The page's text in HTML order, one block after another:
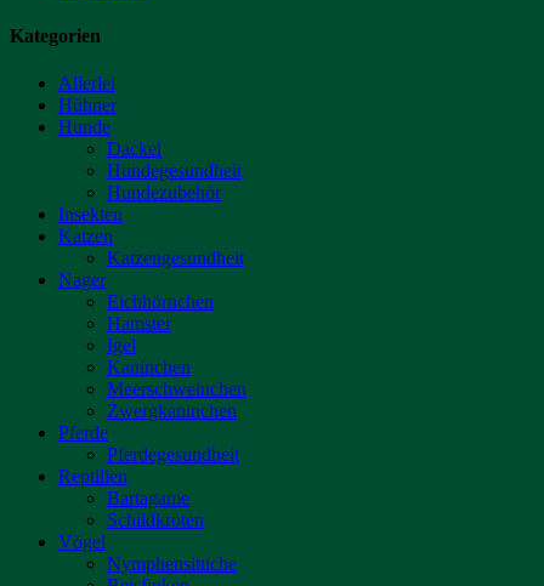
Kategorien
Allerlei
Hühner
Hunde
Dackel
Hundegesundheit
Hundezubehör
Insekten
Katzen
Katzengesundheit
Nager
Eichhörnchen
Hamster
Igel
Kaninchen
Meerschweinchen
Zwergkaninchen
Pferde
Pferdegesundheit
Reptilien
Bartagame
Schildkröten
Vögel
Nymphensittiche